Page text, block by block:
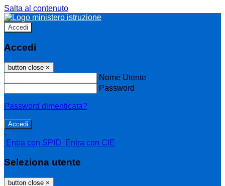
Salta al contenuto
Accedi
Accedi
button close ×
Nome Utente
Password
Password dimenticata?
-
Entra con SPID
Entra con CIE
Seleziona utente
button close ×